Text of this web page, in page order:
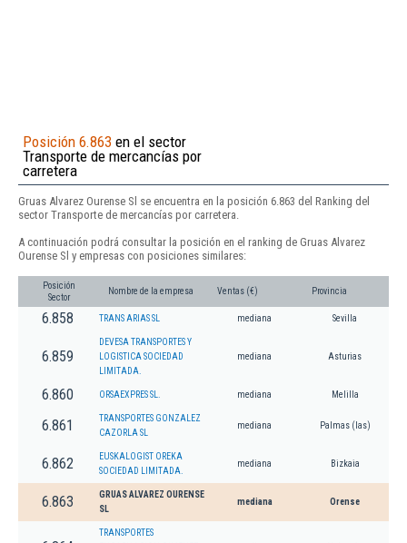
Posición 6.863 en el sector
Transporte de mercancías por
carretera
Gruas Alvarez Ourense Sl se encuentra en la posición 6.863 del Ranking del
sector Transporte de mercancías por carretera.
A continuación podrá consultar la posición en el ranking de Gruas Alvarez
Ourense Sl y empresas con posiciones similares:
Posición
Sector
Nombre de la empresa Ventas (€) Provincia
6.858 TRANS ARIAS SL mediana Sevilla
6.859
DEVESA TRANSPORTES Y
LOGISTICA SOCIEDAD
LIMITADA.
mediana Asturias
6.860 ORSAEXPRES SL. mediana Melilla
6.861
TRANSPORTES GONZALEZ
CAZORLA SL
mediana Palmas (las)
6.862
EUSKALOGIST OREKA
SOCIEDAD LIMITADA.
mediana Bizkaia
6.863
GRUAS ALVAREZ OURENSE
SL
mediana Orense
TRANSPORTES